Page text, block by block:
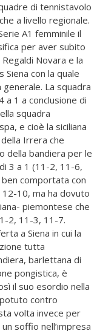
di tennistavolo
a livello regionale.
A1 femminile il
per aver subito
Novara e la
con la quale
generale. La squadra
1 a conclusione di
squadra
e cioè la siciliana
Irrera che
della bandiera per le
3 a 1 (11-2, 11-6,
comportata con
10, ma ha dovuto
piemontese che
2, 11-3, 11-7.
a Siena in cui la
tutta
barlettana di
pongistica, è
il suo esordio nella
potuto contro
volta invece per
soffio nell’impresa